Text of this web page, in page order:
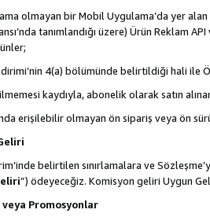
olmayan bir Mobil Uygulama’da yer
tanımlandığı üzere) Ürün Reklam
4(a) bölümünde belirtildiği hali ile
kaydıyla, abonelik olarak satın
erişilebilir olmayan ön sipariş veya ön
belirtilen sınırlamalara ve
”) ödeyeceğiz. Komisyon geliri Uygun
Promosyonlar